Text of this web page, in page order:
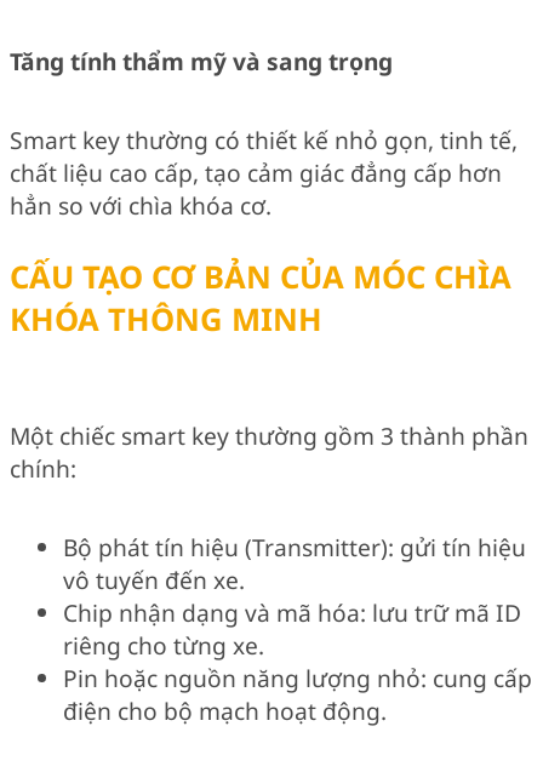
Tăng tính thẩm mỹ và sang trọng
Smart key thường có thiết kế nhỏ gọn, tinh tế,
chất liệu cao cấp, tạo cảm giác đẳng cấp hơn
hẳn so với chìa khóa cơ.
CẤU TẠO CƠ BẢN CỦA MÓC CHÌA
KHÓA THÔNG MINH
Một chiếc smart key thường gồm 3 thành phần
chính:
Bộ phát tín hiệu (Transmitter): gửi tín hiệu
vô tuyến đến xe.
Chip nhận dạng và mã hóa: lưu trữ mã ID
riêng cho từng xe.
Pin hoặc nguồn năng lượng nhỏ: cung cấp
điện cho bộ mạch hoạt động.